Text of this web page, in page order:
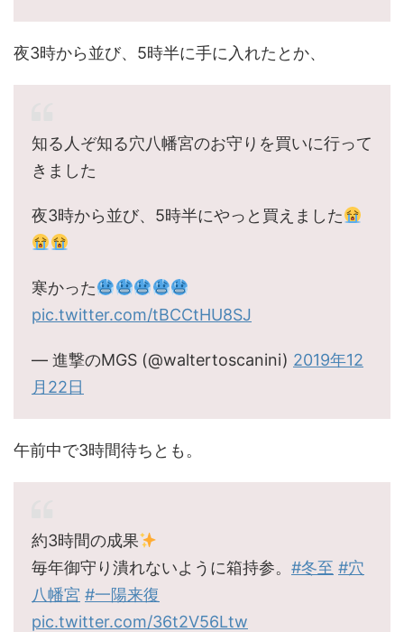
夜3時から並び、5時半に手に入れたとか、
知る人ぞ知る穴八幡宮のお守りを買いに行って
きました
夜3時から並び、5時半にやっと買えました
寒かった
pic.twitter.com/tBCCtHU8SJ
— 進撃のMGS (@waltertoscanini) 2019年12
月22日
午前中で3時間待ちとも。
約3時間の成果
毎年御守り潰れないように箱持参。 #冬至 #穴
八幡宮 #一陽来復
pic.twitter.com/36t2V56Ltw